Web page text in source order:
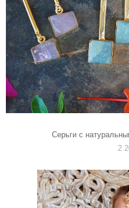
Серьги с
2